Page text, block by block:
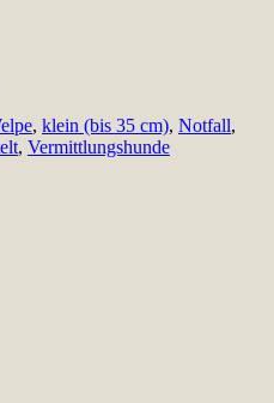
, klein (bis 35 cm), Notfall,
, Vermittlungshunde